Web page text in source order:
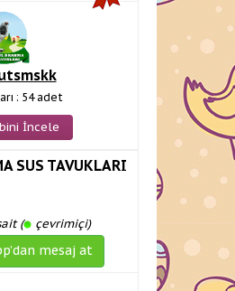
: 54 adet
İncele
SUS TAVUKLARI
( çevrimiçi)
mesaj at